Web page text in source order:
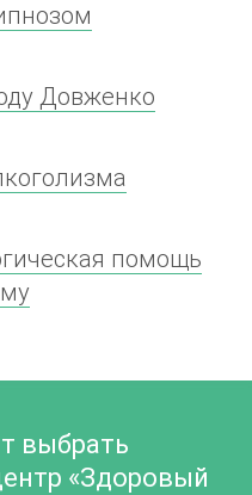
Довженко
помощь
выбрать
«Здоровый